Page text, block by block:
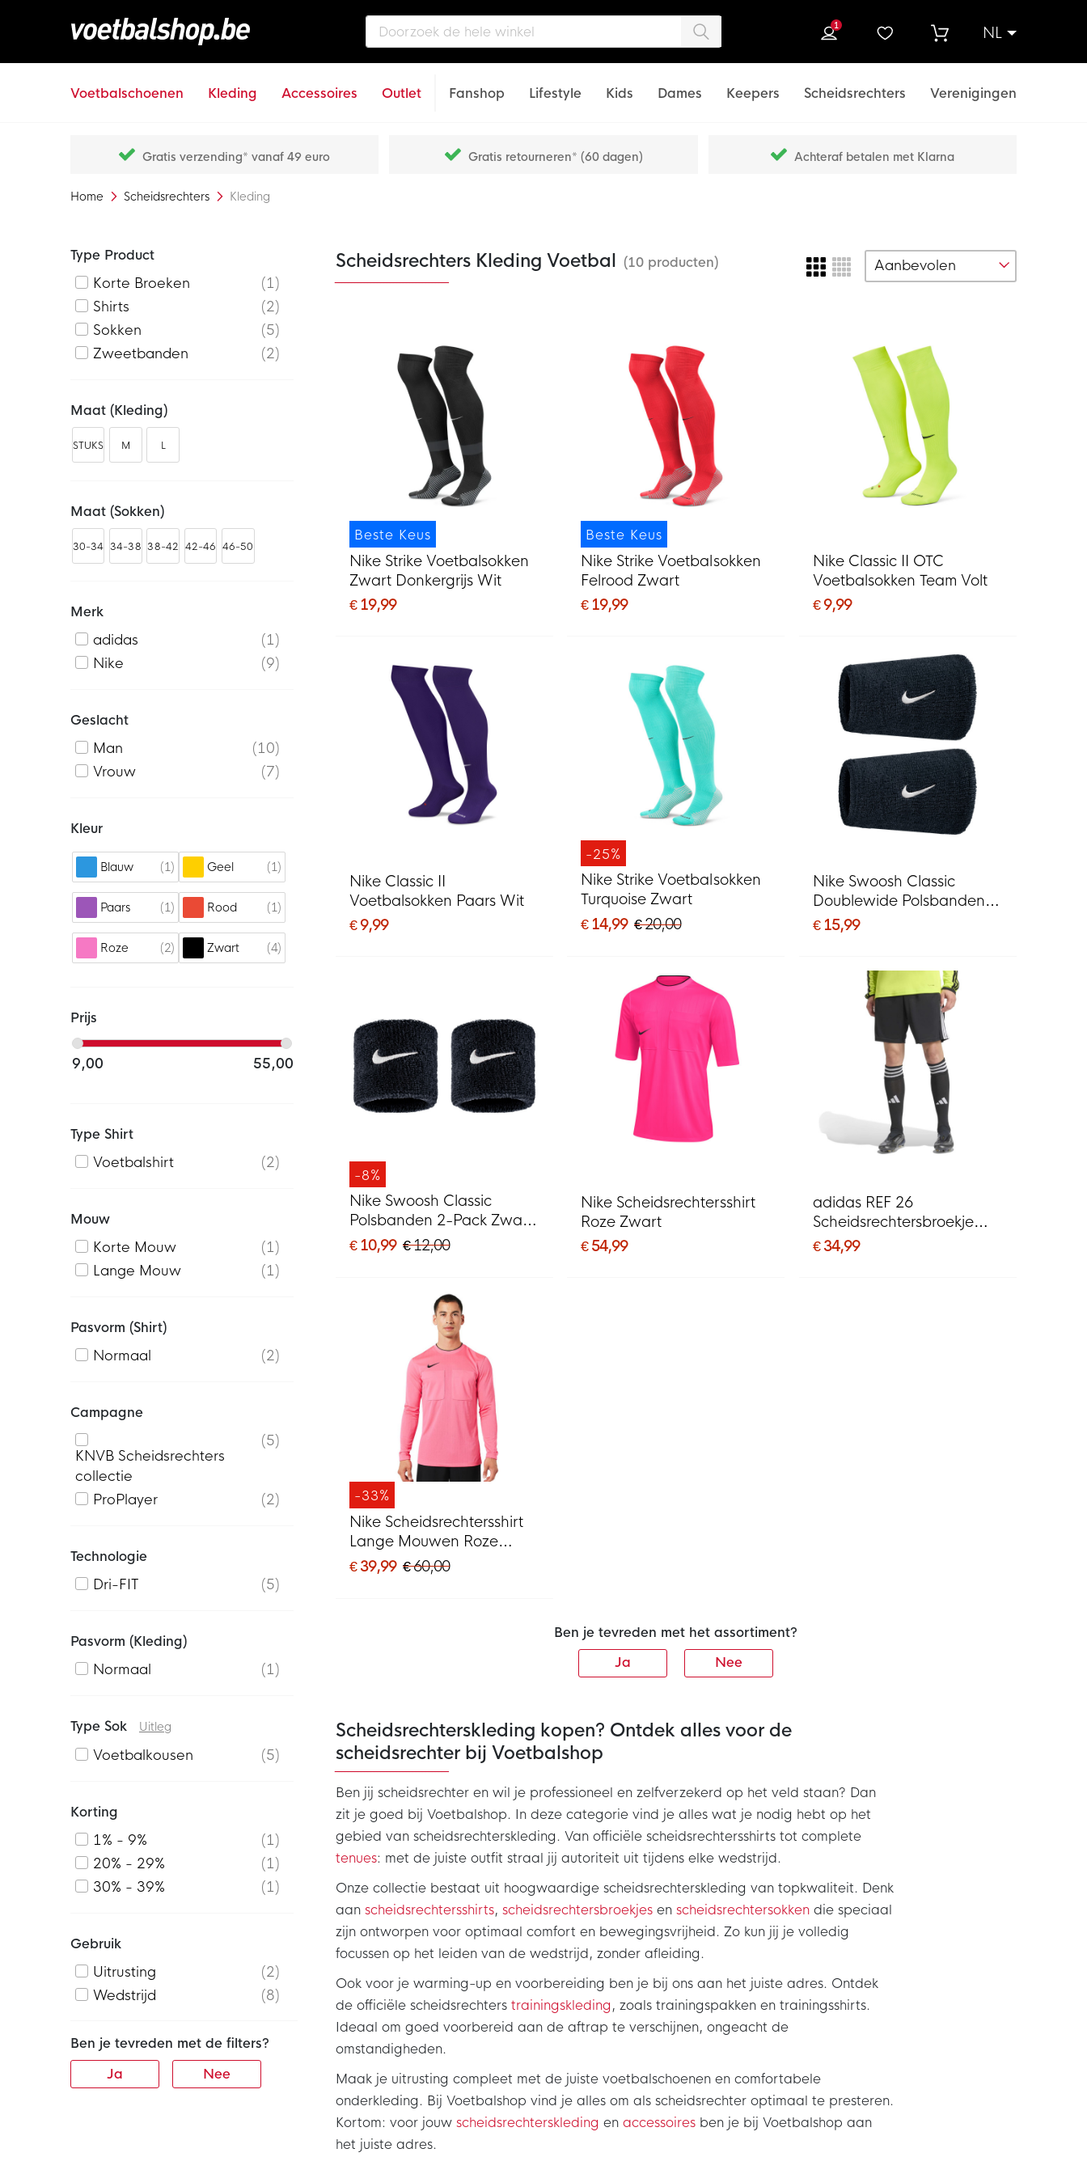
NL
1
Voetbalschoenen Kleding Accessoires Outlet Fanshop Lifestyle Kids Dames Keepers Scheidsrechters Verenigingen
Gratis verzending* vanaf 49 euro Gratis retourneren* (60 dagen) Achteraf betalen met Klarna
Home Scheidsrechters Kleding
Scheidsrechters Kleding Voetbal (10 producten)
Beste Keus
Nike Strike Voetbalsokken
Zwart Donkergrijs Wit
€ 19,99
Beste Keus
Nike Strike Voetbalsokken
Felrood Zwart
€ 19,99
Nike Classic II OTC
Voetbalsokken Team Volt
€ 9,99
Nike Classic II
Voetbalsokken Paars Wit
€ 9,99
-25%
Nike Strike Voetbalsokken
Turquoise Zwart
€ 14,99 € 20,00
Nike Swoosh Classic
Doublewide Polsbanden
2-Pack Zwart Wit
€ 15,99
-8%
Nike Swoosh Classic
Polsbanden 2-Pack Zwart
Wit
€ 10,99 € 12,00
Nike Scheidsrechtersshirt
Roze Zwart
€ 54,99
adidas REF 26
Scheidsrechtersbroekje
Zwart Wit
€ 34,99
-33%
Nike Scheidsrechtersshirt
Lange Mouwen Roze
Zwart
€ 39,99 € 60,00
Ben je tevreden met het assortiment?
Ja
Nee
Scheidsrechterskleding kopen? Ontdek alles voor de
scheidsrechter bij Voetbalshop
Ben jij scheidsrechter en wil je professioneel en zelfverzekerd op het veld staan? Dan
zit je goed bij Voetbalshop. In deze categorie vind je alles wat je nodig hebt op het
gebied van scheidsrechterskleding. Van officiële scheidsrechtersshirts tot complete
tenues: met de juiste outfit straal jij autoriteit uit tijdens elke wedstrijd.
Onze collectie bestaat uit hoogwaardige scheidsrechterskleding van topkwaliteit. Denk
aan scheidsrechtersshirts, scheidsrechtersbroekjes en scheidsrechtersokken die speciaal
zijn ontworpen voor optimaal comfort en bewegingsvrijheid. Zo kun jij je volledig
focussen op het leiden van de wedstrijd, zonder afleiding.
Ook voor je warming-up en voorbereiding ben je bij ons aan het juiste adres. Ontdek
de officiële scheidsrechters trainingskleding, zoals trainingspakken en trainingsshirts.
Ideaal om goed voorbereid aan de aftrap te verschijnen, ongeacht de
omstandigheden.
Maak je uitrusting compleet met de juiste voetbalschoenen en comfortabele
onderkleding. Bij Voetbalshop vind je alles om als scheidsrechter optimaal te presteren.
Kortom: voor jouw scheidsrechterskleding en accessoires ben je bij Voetbalshop aan
het juiste adres.
Type Product
Korte Broeken
1
Shirts
2
Sokken
5
Zweetbanden
2
Maat (kleding)
STUKS M L
Maat (sokken)
30-34 34-38 38-42 42-46 46-50
Merk
adidas
1
Nike
9
Geslacht
Man
10
Vrouw
7
Kleur
Blauw 1 Geel 1
Paars 1 Rood 1
Roze 2 Zwart 4
Prijs
9,00 55,00
Type Shirt
Voetbalshirt
2
Mouw
Korte Mouw
1
Lange Mouw
1
Pasvorm (shirt)
Normaal
2
Campagne
KNVB Scheidsrechters
collectie
5
ProPlayer 2
Technologie
Dri-FIT
5
Pasvorm (kleding)
Normaal
1
Type Sok Uitleg
Voetbalkousen 5
Korting
1% - 9%
1
20% - 29%
1
30% - 39%
1
Gebruik
Uitrusting
2
Wedstrijd
8
Ben je tevreden met de filters?
Ja
Nee